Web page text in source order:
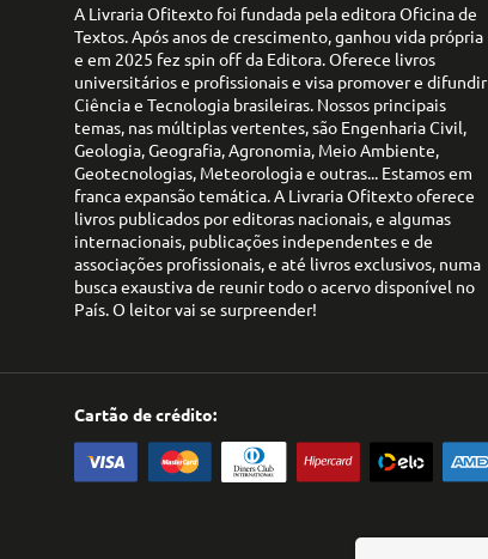
A Livraria Ofitexto foi fundada pela editora Oficina de
Textos. Após anos de crescimento, ganhou vida própria
e em 2025 fez spin off da Editora. Oferece livros
universitários e profissionais e visa promover e difundir
Ciência e Tecnologia brasileiras. Nossos principais
temas, nas múltiplas vertentes, são Engenharia Civil,
Geologia, Geografia, Agronomia, Meio Ambiente,
Geotecnologias, Meteorologia e outras... Estamos em
franca expansão temática. A Livraria Ofitexto oferece
livros publicados por editoras nacionais, e algumas
internacionais, publicações independentes e de
associações profissionais, e até livros exclusivos, numa
busca exaustiva de reunir todo o acervo disponível no
País. O leitor vai se surpreender!
Cartão de crédito: